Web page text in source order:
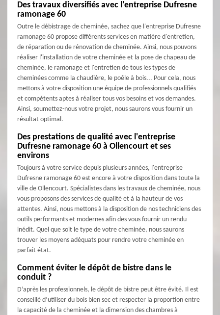
Des travaux diversifiés avec l'entreprise Dufresne
ramonage 60
Outre le débistrage de cheminée, sachez que l'entreprise Dufresne
ramonage 60 propose différents services en matière d'entretien,
de réparation ou de rénovation de cheminée. Ainsi, nous pouvons
réaliser l'installation de votre cheminée et la pose de chapeau de
cheminée, le ramonage et l'entretien de tous les types de
cheminées comme la chaudière, le poêle à bois... Pour cela, nous
mettons à votre disposition une équipe de professionnels qualifiés
et compétents aptes à réaliser tous vos besoins et vos demandes.
Ainsi, soumettez-nous votre projet, nous saurons vous fournir un
résultat optimal.
Des prestations de qualité avec l'entreprise
Dufresne ramonage 60 à Ollencourt et ses
environs
Toujours à votre service depuis plusieurs années, l'entreprise
Dufresne ramonage 60 est encore à votre disposition dans toute la
ville de Ollencourt. Spécialistes dans les travaux de cheminée, nous
vous proposons des services de qualité et à la hauteur de vos
attentes. Ainsi, nous mettons à la disposition de nos techniciens des
outils performants et modernes afin des vous fournir un rendu
inédit. Quel que soit le type de votre cheminée, nous saurons
trouver les moyens adéquats pour rendre votre cheminée en
parfait état.
Comment éviter le dépôt de bistre dans le
conduit ?
D’après les professionnels, le dépôt de bistre peut être évité. Il est
conseillé d’utiliser du bois bien sec et respecter la proportion entre
la capacité de la cheminée et la dimension des chambres à